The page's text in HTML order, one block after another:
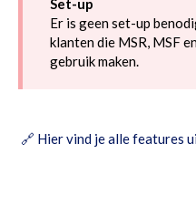
Set-up
Er is geen set-up
klanten die MSR, MSF
gebruik maken.
🔗 Hier vind je alle features